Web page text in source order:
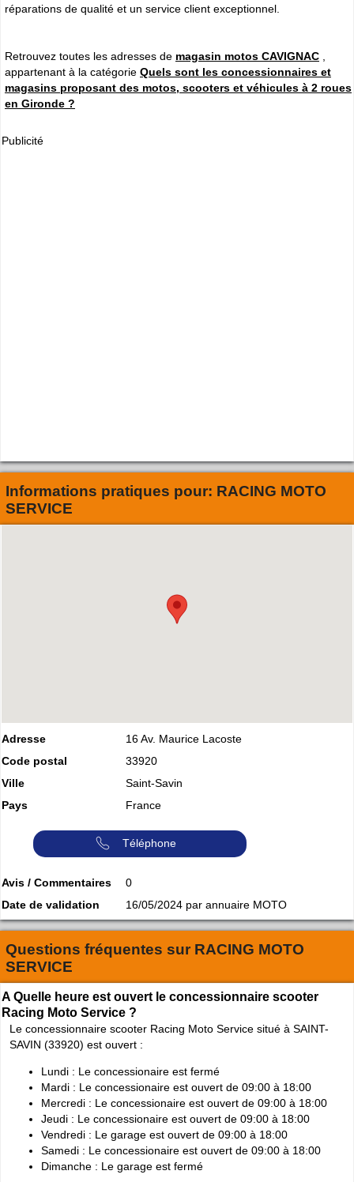
réparations de qualité et un service client exceptionnel.
Retrouvez toutes les adresses de magasin motos CAVIGNAC
appartenant à la catégorie Quels sont les concessionnaires et
magasins proposant des motos, scooters et véhicules à 2 roues
en Gironde ?
Publicité
Informations pratiques pour: RACING MOTO
SERVICE
Adresse
16 Av. Maurice Lacoste
Code postal
33920
Ville
Saint-Savin
Pays
France
Téléphone
Avis / Commentaires
0
Date de validation
16/05/2024 par annuaire MOTO
Questions fréquentes sur RACING MOTO
SERVICE
A Quelle heure est ouvert le concessionnaire scooter
Racing Moto Service ?
Le concessionnaire scooter Racing Moto Service situé à SAINT-
SAVIN (33920) est ouvert :
Lundi : Le concessionaire est fermé
Mardi : Le concessionaire est ouvert de 09:00 à 18:00
Mercredi : Le concessionaire est ouvert de 09:00 à 18:00
Jeudi : Le concessionaire est ouvert de 09:00 à 18:00
Vendredi : Le garage est ouvert de 09:00 à 18:00
Samedi : Le concessionaire est ouvert de 09:00 à 18:00
Dimanche : Le garage est fermé